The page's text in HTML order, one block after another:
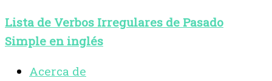
Lista de Verbos Irregulares de Pasado
Simple en inglés
Acerca de